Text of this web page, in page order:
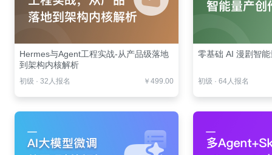
Hermes与Agent工程实战-从产品级落地
到架构内核解析
初级 · 32人报名 ￥499.00
零基础 AI 漫剧智
初级 · 64人报名